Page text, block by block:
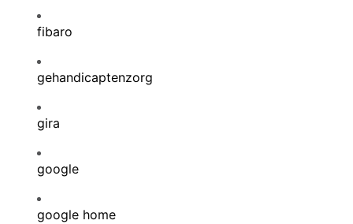
fibaro
gehandicaptenzorg
gira
google
google home